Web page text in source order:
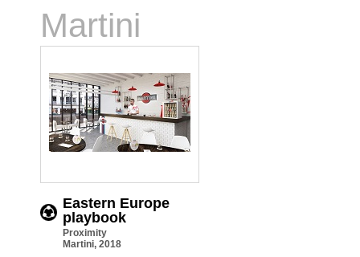
Martini
Eastern Europe
playbook
Proximity
Martini, 2018